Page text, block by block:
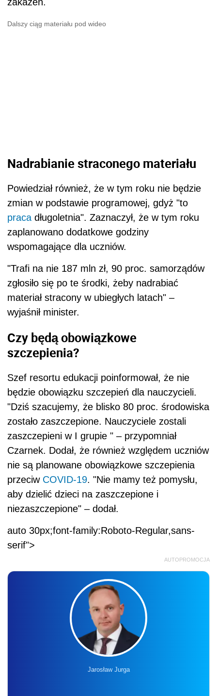
Dalszy ciąg materiału pod wideo
Nadrabianie straconego materiału
Powiedział również, że w tym roku nie będzie
zmian w podstawie programowej, gdyż "to
praca długoletnia". Zaznaczył, że w tym roku
zaplanowano dodatkowe godziny
wspomagające dla uczniów.
"Trafi na nie 187 mln zł, 90 proc. samorządów
zgłosiło się po te środki, żeby nadrabiać
materiał stracony w ubiegłych latach" –
wyjaśnił minister.
Czy będą obowiązkowe
szczepienia?
Szef resortu edukacji poinformował, że nie
będzie obowiązku szczepień dla nauczycieli.
"Dziś szacujemy, że blisko 80 proc. środowiska
zostało zaszczepione. Nauczyciele zostali
zaszczepieni w I grupie " – przypomniał
Czarnek. Dodał, że również względem uczniów
nie są planowane obowiązkowe szczepienia
przeciw COVID-19. "Nie mamy też pomysłu,
aby dzielić dzieci na zaszczepione i
niezaszczepione" – dodał.
auto 30px;font-family:Roboto-Regular,sans-
serif">
AUTOPROMOCJA
Jarosław Jurga